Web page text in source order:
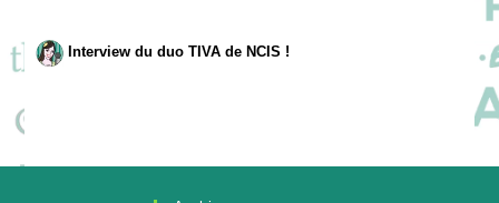
Interview du duo TIVA de NCIS !